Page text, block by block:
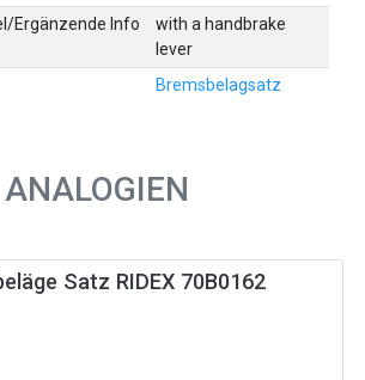
Ergänzende Info
with a handbrake
lever
Bremsbelagsatz
ANALOGIEN
Satz RIDEX 70B0162